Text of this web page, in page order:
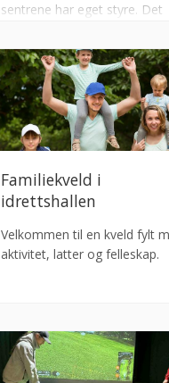
sentrene har eget styre. Det
Familiekveld i
idrettshallen
Velkommen til en kveld fylt
aktivitet, latter og felleskap.